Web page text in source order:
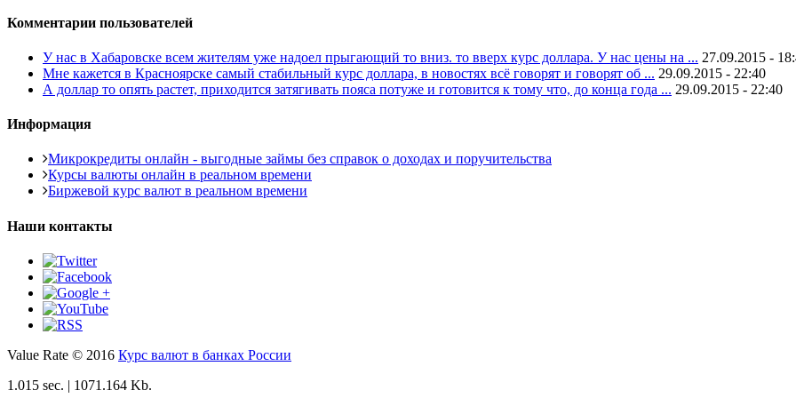
Комментарии пользователей
У нас в Хабаровске всем жителям уже надоел прыгающий то вниз. то вверх курс доллара. У нас цены на ... 27.09.2015 -
Мне кажется в Красноярске самый стабильный курс доллара, в новостях всё говорят и говорят об ... 29.09.2015 - 22:40
А доллар то опять растет, приходится затягивать пояса потуже и готовится к тому что, до конца года ... 29.09.2015 - 22:40
Информация
Микрокредиты онлайн - выгодные займы без справок о доходах и поручительства
Курсы валюты онлайн в реальном времени
Биржевой курс валют в реальном времени
Наши контакты
Value Rate © 2016 Курс валют в банках России
1.015 sec. | 1071.164 Kb.